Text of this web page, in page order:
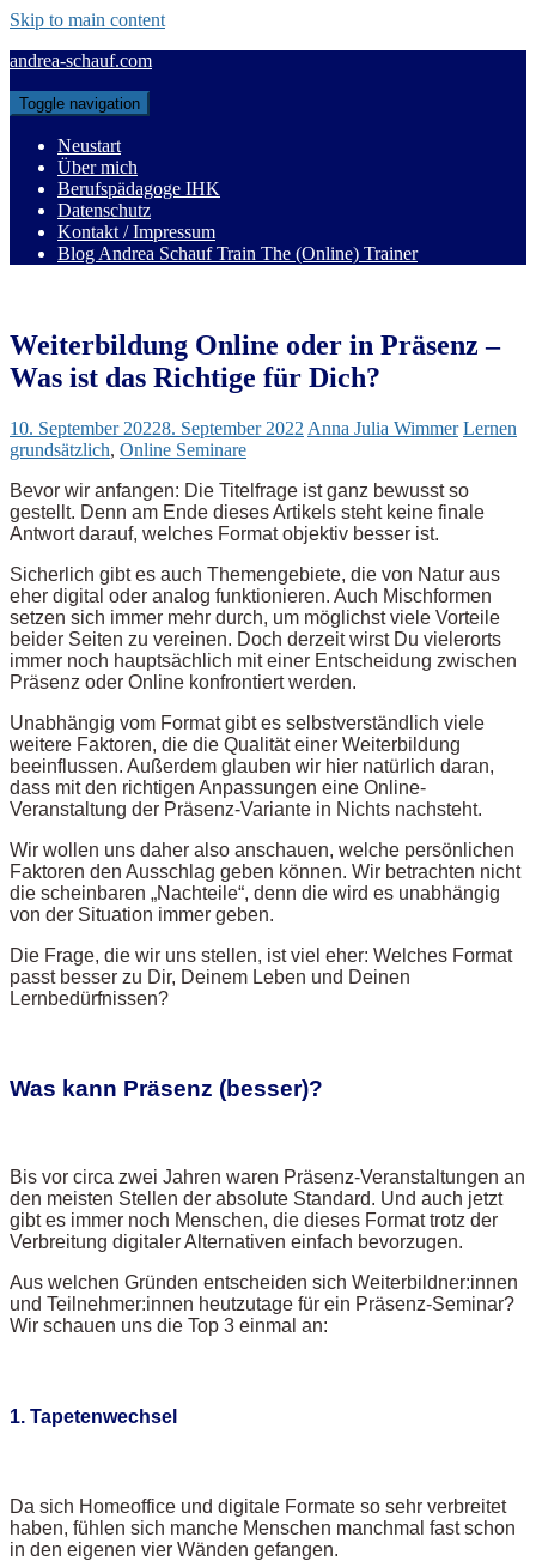
Skip to main content
andrea-schauf.com
Toggle navigation
Neustart
Über mich
Berufspädagoge IHK
Datenschutz
Kontakt / Impressum
Blog Andrea Schauf Train The (Online) Trainer
Weiterbildung Online oder in Präsenz –
Was ist das Richtige für Dich?
10. September 20228. September 2022 Anna Julia Wimmer Lernen
grundsätzlich, Online Seminare
Bevor wir anfangen: Die Titelfrage ist ganz bewusst so
gestellt. Denn am Ende dieses Artikels steht keine finale
Antwort darauf, welches Format objektiv besser ist.
Sicherlich gibt es auch Themengebiete, die von Natur aus
eher digital oder analog funktionieren. Auch Mischformen
setzen sich immer mehr durch, um möglichst viele Vorteile
beider Seiten zu vereinen. Doch derzeit wirst Du vielerorts
immer noch hauptsächlich mit einer Entscheidung zwischen
Präsenz oder Online konfrontiert werden.
Unabhängig vom Format gibt es selbstverständlich viele
weitere Faktoren, die die Qualität einer Weiterbildung
beeinflussen. Außerdem glauben wir hier natürlich daran,
dass mit den richtigen Anpassungen eine Online-
Veranstaltung der Präsenz-Variante in Nichts nachsteht.
Wir wollen uns daher also anschauen, welche persönlichen
Faktoren den Ausschlag geben können. Wir betrachten nicht
die scheinbaren „Nachteile“, denn die wird es unabhängig
von der Situation immer geben.
Die Frage, die wir uns stellen, ist viel eher: Welches Format
passt besser zu Dir, Deinem Leben und Deinen
Lernbedürfnissen?
Was kann Präsenz (besser)?
Bis vor circa zwei Jahren waren Präsenz-Veranstaltungen an
den meisten Stellen der absolute Standard. Und auch jetzt
gibt es immer noch Menschen, die dieses Format trotz der
Verbreitung digitaler Alternativen einfach bevorzugen.
Aus welchen Gründen entscheiden sich Weiterbildner:innen
und Teilnehmer:innen heutzutage für ein Präsenz-Seminar?
Wir schauen uns die Top 3 einmal an:
1. Tapetenwechsel
Da sich Homeoffice und digitale Formate so sehr verbreitet
haben, fühlen sich manche Menschen manchmal fast schon
in den eigenen vier Wänden gefangen.